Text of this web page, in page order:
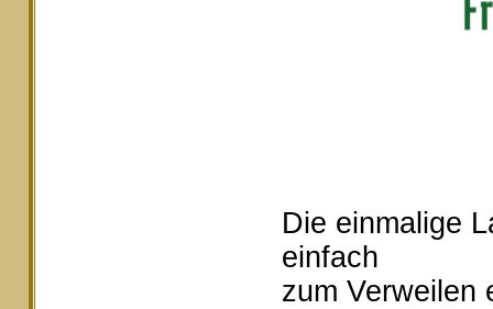
Die einmalige
einfach
zum Verweilen